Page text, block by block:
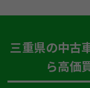
三重県の中古
ら高価